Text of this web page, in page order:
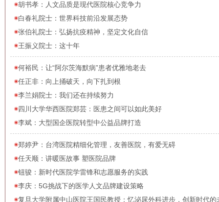
​胡书孝：人文品质是现代医院核心竞争力
白春礼院士：世界科技前沿发展态势
张伯礼院士：弘扬抗疫精神，坚定文化自信
王振义院士：这十年
何裕民：让“阿尔茨海默病”患者优雅地老去
任正非：向上捅破天，向下扎到根
李兰娟院士：我们还在持续努力
四川大学华西医院​郑芸：医患之间可以如此美好
李斌：大型国企医院转型中公益品牌打造
郑婷尹：台湾医院精细化管理，友善医院，有爱无碍
任天顺：讲暖医故事 塑医院品牌
钮骏：新时代医院学雷锋和志愿服务的实践
李庆：5G挑战下的医学人文品牌建设策略
复旦大学附属中山医院王国民教授：忆泌尿外科进步，创新时代的